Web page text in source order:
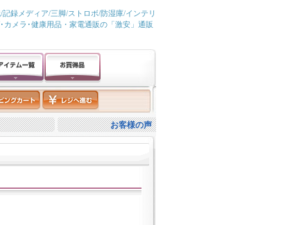
録メディア/三脚/ストロボ/防湿庫/インテリ
メラ･健康用品・家電通販の「激安」通販
お客様の声